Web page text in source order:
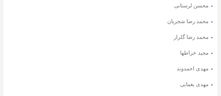
محسن لرستانی
محمد رضا شجریان
محمد رضا گلزار
مجید خراطها
مهدی احمدوند
مهدی یغمایی